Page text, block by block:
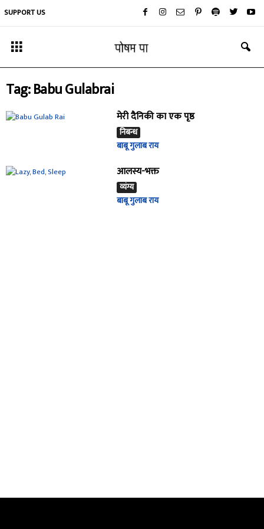
SUPPORT US
Tag: Babu Gulabrai
मेरी दैनिकी का एक पृष्ठ
निबन्ध
बाबू गुलाब राय
आलस्य-भक्त
व्यंग्य
बाबू गुलाब राय